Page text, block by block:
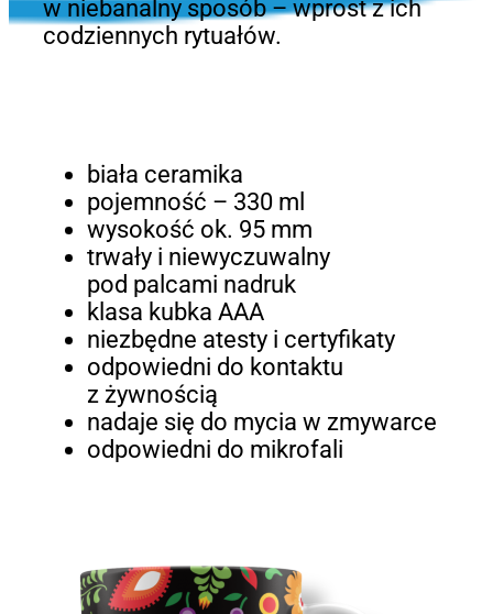
w niebanalny sposób – wprost z ich
codziennych rytuałów.
biała ceramika
pojemność – 330 ml
wysokość ok. 95 mm
trwały i niewyczuwalny
pod palcami nadruk
klasa kubka AAA
niezbędne atesty i certyfikaty
odpowiedni do kontaktu
z żywnością
nadaje się do mycia w zmywarce
odpowiedni do mikrofali